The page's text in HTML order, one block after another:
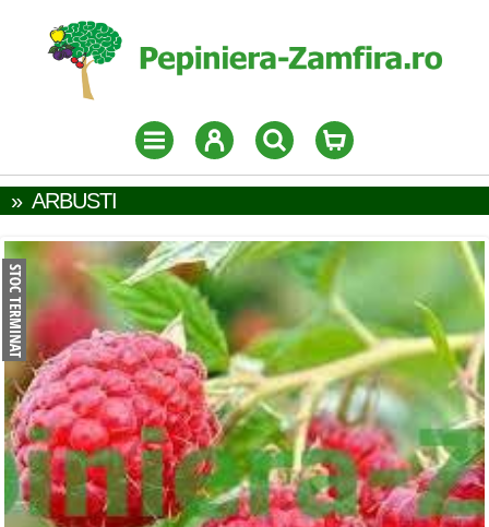
» ARBUSTI